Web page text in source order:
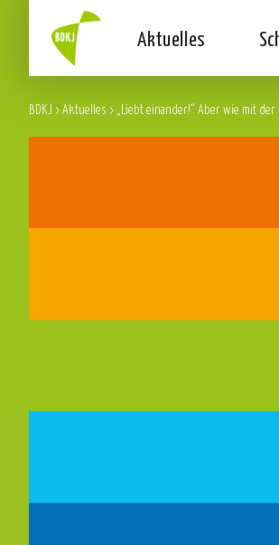
Aktuelles
BDKJ >Aktuelles > „Liebt einander!“ Aber wie mit